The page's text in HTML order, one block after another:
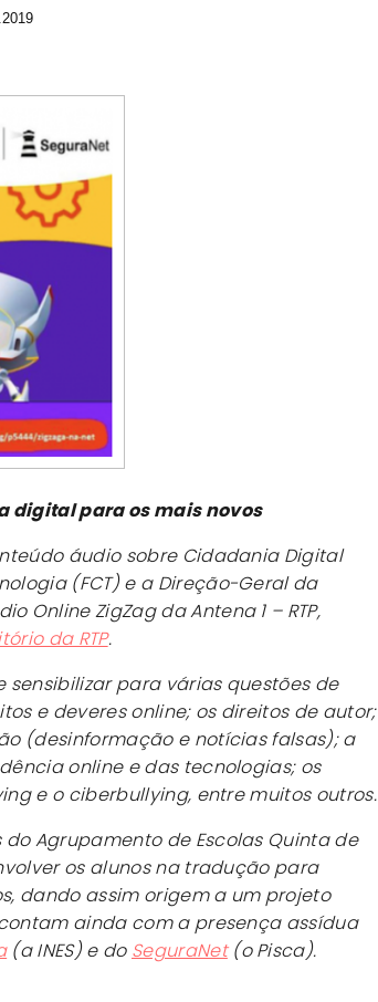
digital para os mais novos
áudio sobre Cidadania Digital
(FCT) e a Direção-Geral da
Online ZigZag da Antena 1 – RTP,
da RTP.
para várias questões de
e deveres online; os direitos de autor;
(desinformação e notícias falsas); a
online e das tecnologias; os
e o ciberbullying, entre muitos outros.
Agrupamento de Escolas Quinta de
os alunos na tradução para
dando assim origem a um projeto
ainda com a presença assídua
(a INES) e do SeguraNet(o Pisca).